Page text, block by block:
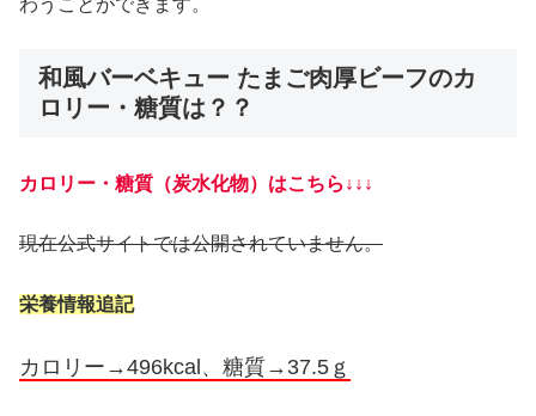
わうことができます。
和風バーベキュー たまご肉厚ビーフのカ
ロリー・糖質は？？
カロリー・糖質（炭水化物）はこちら↓↓↓
現在公式サイトでは公開されていません。
栄養情報追記
カロリー→496kcal、糖質→37.5ｇ